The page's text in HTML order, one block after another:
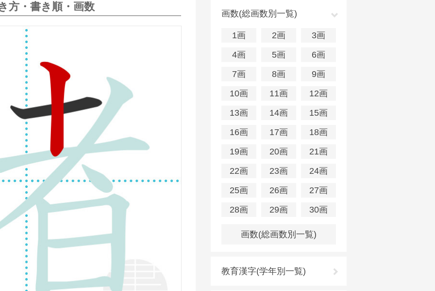
方・書き順・画数
画数(総画数別一覧)
1画 2画
3画
4画
5画
6画
7画
8画
9画
10画
11画
12画
13画
14画
15画
16画
17画
18画
19画
20画
21画
22画
23画
24画
25画
26画
27画
28画
29画 30画
画数(総画数別一覧)
教育漢字(学年別一覧)